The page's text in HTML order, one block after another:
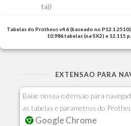
ta))
Tabelas do Protheus v4.6 (baseado no
10.986 tabelas (na SX2) e 12.115
EXTENSAO PARA
Baixe nossa extensao para
as tabelas e parametros do
Google Chrome